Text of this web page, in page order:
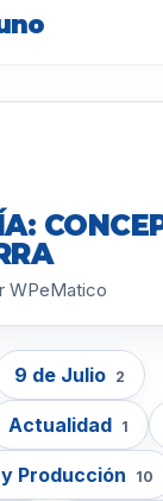
WPeMatico
9 de Julio 2
Actualidad 1
Producción 10